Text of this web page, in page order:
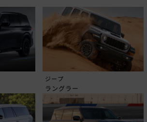
ジープ
ラングラー